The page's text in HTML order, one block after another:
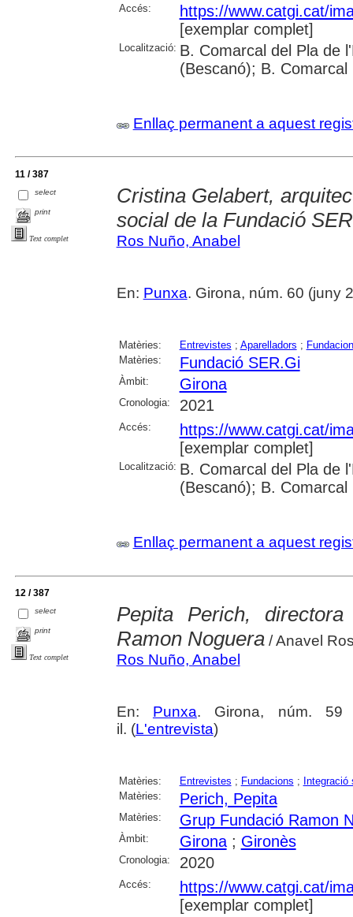
Accés:
https://www.catgi.cat/
[exemplar complet]
Localització: B. Comarcal del Pla de
(Bescanó); B.
Enllaç permanent a aquest
11 / 387
select
print
Text complet
Cristina Gelabert,
social de la Fundació
Ros Nuño, Anabel
En: Punxa. Girona, núm. 60 (juny
Matèries: Entrevistes ; Aparelladors ;
Matèries:
Fundació SER.Gi
Àmbit: Girona
Cronologia: 2021
Accés:
https://www.catgi.cat/
[exemplar complet]
Localització: B. Comarcal del Pla de
(Bescanó); B.
Enllaç permanent a aquest
12 / 387
select
print
Text complet
Pepita Perich,
Ramon Noguera/ Anavel
Ros Nuño, Anabel
En: Punxa. Girona, núm. 59
il. (L'entrevista)
Matèries: Entrevistes ; Fundacions ; Integració
Matèries:
Perich, Pepita
Matèries: Grup Fundació Ramon
Àmbit: Girona; Gironès
Cronologia: 2020
Accés:
https://www.catgi.cat/
[exemplar complet]